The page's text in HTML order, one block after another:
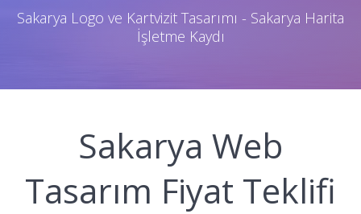
Sakarya Logo ve Kartvizit Tasarımı - Sakarya Harita
İşletme Kaydı
Sakarya Web
Tasarım Fiyat Teklifi